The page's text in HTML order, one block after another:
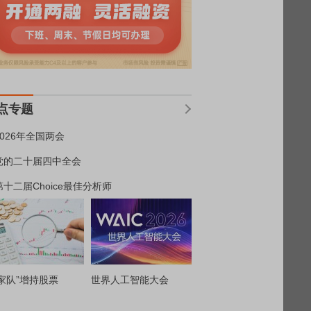
专题
年全国两会
的二十届四中全会
十二届Choice最佳分析师
队”增持股票 世界人工智能大会